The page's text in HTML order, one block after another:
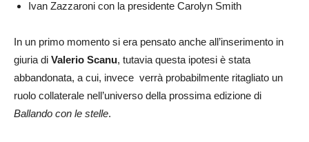
Ivan Zazzaroni con la presidente Carolyn Smith
In un primo momento si era pensato anche all’inserimento in
giuria di Valerio Scanu, tutavia questa ipotesi è stata
abbandonata, a cui, invece verrà probabilmente ritagliato un
ruolo collaterale nell’universo della prossima edizione di
Ballando con le stelle.